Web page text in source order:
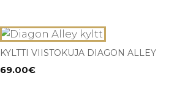
KYLTTI VIISTOKUJA DIAGON ALLEY
69.00€